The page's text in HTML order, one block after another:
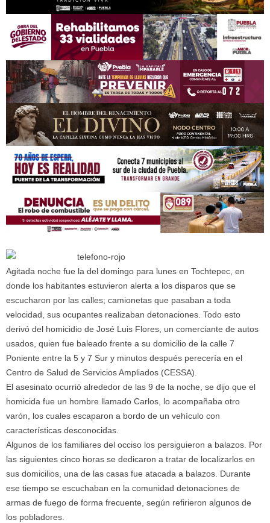
Agitada noche fue la del domingo para lunes en Tochtepec, en
donde los habitantes estuvieron alerta a los disparos que se
escucharon por las calles; camionetas que pasaban a toda
velocidad, sus ocupantes realizaban detonaciones. Todo esto
derivó del homicidio de José Luis Flores, un comerciante de autos
usados, quien fue baleado frente a su domicilio de la calle 7
Poniente entre la 5 y 7 Sur y minutos después perecería en el
Centro de Salud de Servicios Ampliados (CESSA).
El asesinato ocurrió alrededor de las 9 de la noche, se dijo que el
homicida fue un hombre llamado Carlos, lo acompañaba otro
varón, los cuales escaparon a bordo de un vehículo con
características desconocidas.
Algunos de los familiares del occiso los persiguieron a balazos. Por
las siguientes cinco horas se dedicaron a tratar de localizarlos en
sus domicilios, una de las casas fue atacada a balazos. Durante
ese tiempo se escuchaban en la comunidad detonaciones de
armas de fuego de forma frecuente, según refirieron algunos de
los pobladores.